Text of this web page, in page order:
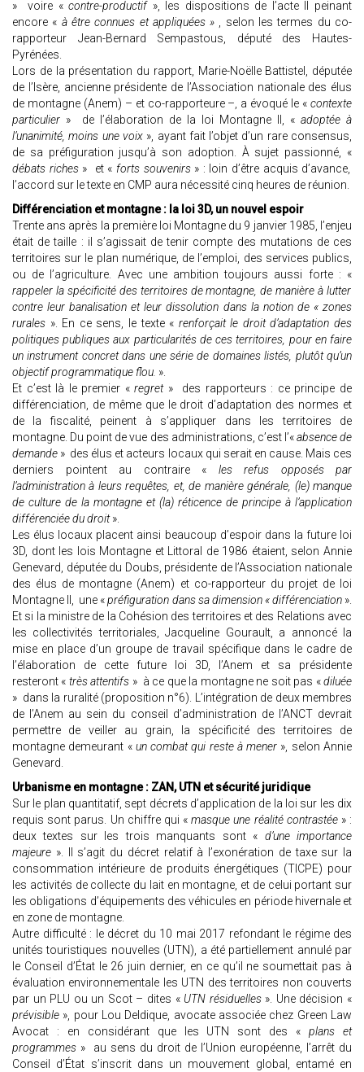
» voire «contre-productif », les dispositions de l’acte II peinant
encore « à être connues et appliquées » , selon les termes du co-
rapporteur Jean-Bernard Sempastous, député des Hautes-
Pyrénées.
Lors de la présentation du rapport, Marie-Noëlle Battistel, députée
de l’Isère, ancienne présidente de l’Association nationale des élus
de montagne (Anem) – et co-rapporteure –, a évoqué le « contexte
particulier » de l’élaboration de la loi Montagne II, « adoptée à
l’unanimité, moins une voix», ayant fait l’objet d’un rare consensus,
de sa préfiguration jusqu’à son adoption. À sujet passionné, «
débats riches » et « forts souvenirs» : loin d’être acquis d’avance,
l’accord sur le texte en CMP aura nécessité cinq heures de réunion.
Différenciation et montagne : la loi 3D, un nouvel espoir
Trente ans après la première loi Montagne du 9 janvier 1985, l’enjeu
était de taille : il s’agissait de tenir compte des mutations de ces
territoires sur le plan numérique, de l’emploi, des services publics,
ou de l’agriculture. Avec une ambition toujours aussi forte : «
rappeler la spécificité des territoires de montagne, de manière à lutter
contre leur banalisation et leur dissolution dans la notion de « zones
rurales ». En ce sens, le texte « renforçait le droit d’adaptation des
politiques publiques aux particularités de ces territoires, pour en faire
un instrument concret dans une série de domaines listés, plutôt qu’un
objectif programmatique flou. ».
Et c’est là le premier «regret» des rapporteurs : ce principe de
différenciation, de même que le droit d’adaptation des normes et
de la fiscalité, peinent à s’appliquer dans les territoires de
montagne. Du point de vue des administrations, c’est l’«absence de
demande » des élus et acteurs locaux qui serait en cause. Mais ces
derniers pointent au contraire « les refus opposés par
l’administration à leurs requêtes, et, de manière générale, (le) manque
de culture de la montagne et (la) réticence de principe à l’application
différenciée du droit».
Les élus locaux placent ainsi beaucoup d’espoir dans la future loi
3D, dont les lois Montagne et Littoral de 1986 étaient, selon Annie
Genevard, députée du Doubs, présidente de l’Association nationale
des élus de montagne (Anem) et co-rapporteur du projet de loi
Montagne II, une «préfiguration dans sa dimension « différenciation».
Et si la ministre de la Cohésion des territoires et des Relations avec
les collectivités territoriales, Jacqueline Gourault, a annoncé la
mise en place d’un groupe de travail spécifique dans le cadre de
l’élaboration de cette future loi 3D, l’Anem et sa présidente
resteront « très attentifs » à ce que la montagne ne soit pas «diluée
» dans la ruralité (proposition n°6). L’intégration de deux membres
de l’Anem au sein du conseil d’administration de l’ANCT devrait
permettre de veiller au grain, la spécificité des territoires de
montagne demeurant «un combat qui reste à mener », selon Annie
Genevard.
Urbanisme en montagne : ZAN, UTN et sécurité juridique
Sur le plan quantitatif, sept décrets d’application de la loi sur les dix
requis sont parus. Un chiffre qui «masque une réalité contrastée» :
deux textes sur les trois manquants sont « d’une importance
majeure ». Il s’agit du décret relatif à l’exonération de taxe sur la
consommation intérieure de produits énergétiques (TICPE) pour
les activités de collecte du lait en montagne, et de celui portant sur
les obligations d’équipements des véhicules en période hivernale et
en zone de montagne.
Autre difficulté : le décret du 10 mai 2017 refondant le régime des
unités touristiques nouvelles (UTN), a été partiellement annulé par
le Conseil d’État le 26 juin dernier, en ce qu’il ne soumettait pas à
évaluation environnementale les UTN des territoires non couverts
par un PLU ou un Scot – dites « UTN résiduelles». Une décision «
prévisible », pour Lou Deldique, avocate associée chez Green Law
Avocat : en considérant que les UTN sont des «plans et
programmes » au sens du droit de l’Union européenne, l’arrêt du
Conseil d’État s’inscrit dans un mouvement global, entamé en